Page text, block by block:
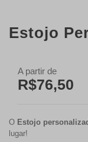
Estojo
A partir de
R$76,50
O Estojo
lugar!